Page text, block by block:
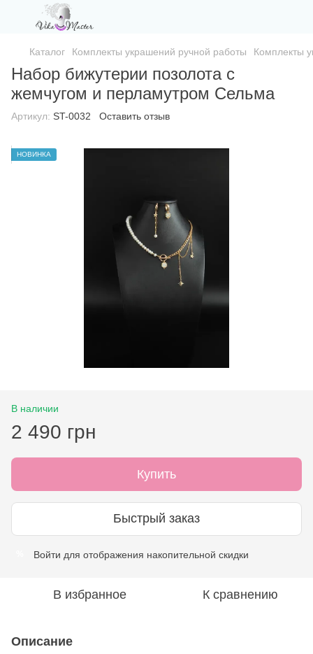
Каталог Комплекты украшений ручной работы Комплекты
Набор бижутерии позолота с
жемчугом и перламутром Сельма
Артикул: ST-0032 Оставить отзыв
НОВИНКА
В наличии
2 490 грн
Купить
Быстрый заказ
Войти для отображения накопительной скидки
В избранное К сравнению
Описание